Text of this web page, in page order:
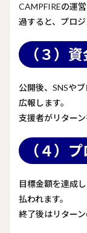
CAMPFIREの運
過すると、プロジ
（３）
公開後、SNSや
広報します。
支援者がリター
（４）
目標金額を達成
払われます。
終了後はリター